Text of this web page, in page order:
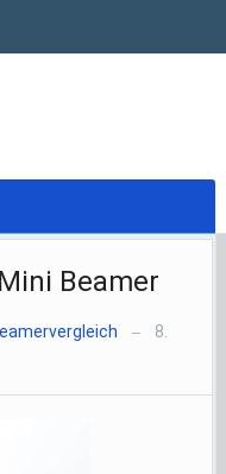
Beamer
—
8.